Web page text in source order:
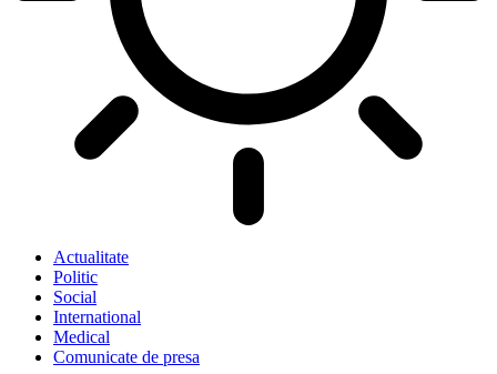
Actualitate
Politic
Social
International
Medical
Comunicate de presa